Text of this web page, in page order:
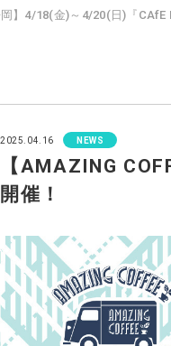
岡】4/18(金)～4/20(日)『CAfE
2025.04.16 NEWS
【AMAZING
開催！